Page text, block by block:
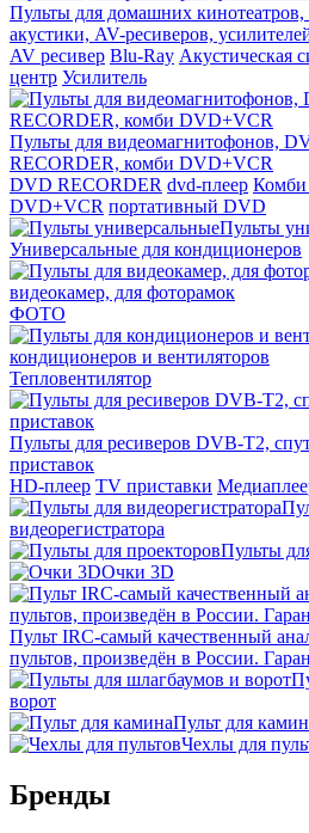
Пульты для домашних
акустики, AV-ресиверов,
AV ресивер Blu-Ray Акустическая
центр Усилитель
Пульты для видеомагнитофонов,
RECORDER, комби DVD+VCR
DVD RECORDER dvd-плеер
DVD+VCR портативный DVD
Пульты
Универсальные для кондиционеров
видеокамер, для фоторамок
ФОТО
кондиционеров и вентиляторов
Тепловентилятор
Пульты для ресиверов DVB-T2,
приставок
HD-плеер TV приставки
видеорегистратора
Пульты
Очки 3D
Пульт IRC-самый качественный
пультов, произведён в России.
ворот
Пульт для
Чехлы для
Бренды